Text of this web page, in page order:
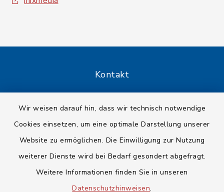
Wir weisen darauf hin, dass wir technisch notwendige
Cookies einsetzen, um eine optimale Darstellung unserer
Website zu ermöglichen. Die Einwilligung zur Nutzung
weiterer Dienste wird bei Bedarf gesondert abgefragt.
Weitere Informationen finden Sie in unseren
Datenschutzhinweisen.
Kontakt
Datenschutz
Impressum
Sitemap